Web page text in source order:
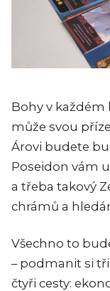
Bohy v každém
může svou
Árovi budete
Poseidon vám
a třeba takový
chrámů a
Všechno to
– podmanit si
čtyři cesty: